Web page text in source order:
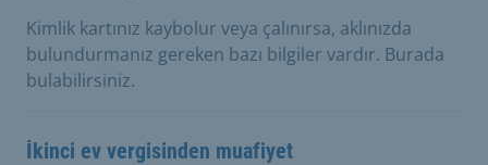
Kimlik kartınız kaybolur veya çalınırsa, aklınızda
bulundurmanız gereken bazı bilgiler vardır. Burada
bulabilirsiniz.
İkinci ev vergisinden muafiyet